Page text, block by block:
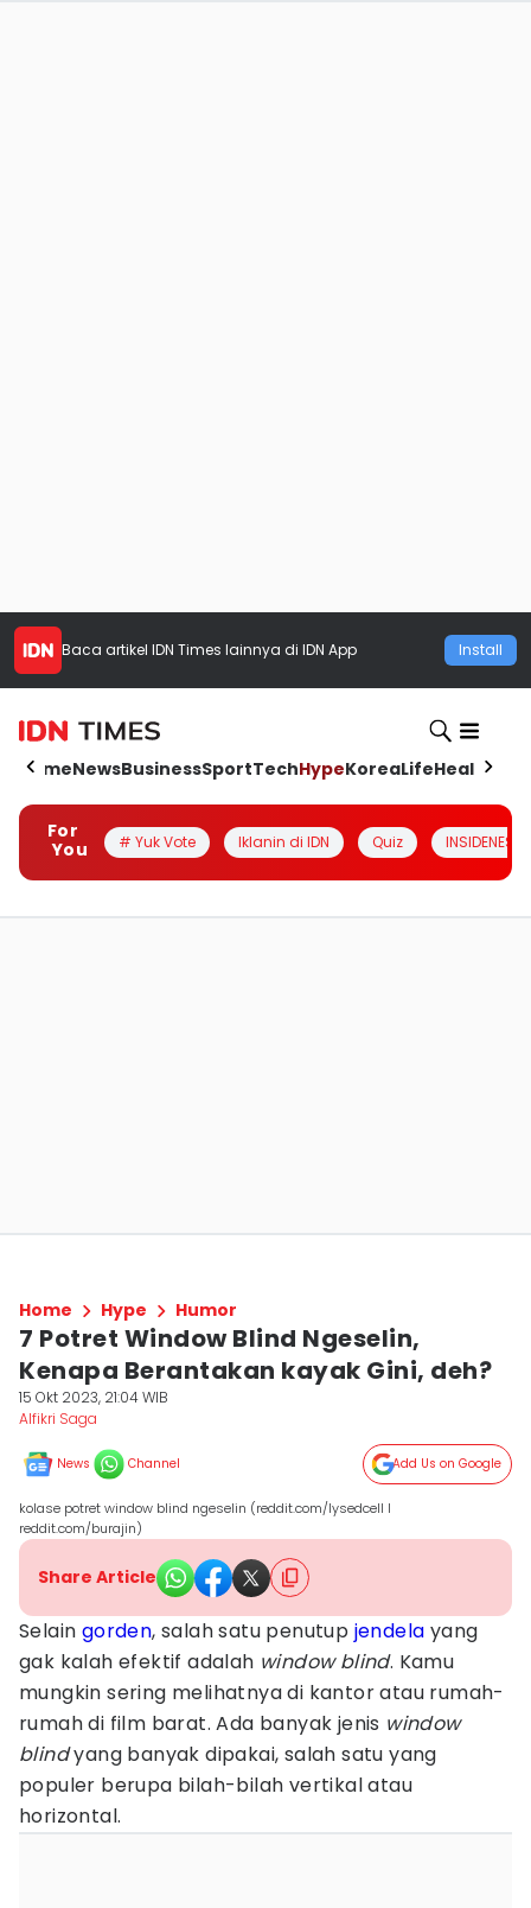
Baca artikel IDN Times lainnya di IDN App Install
HomeNewsBusinessSportTechHypeKoreaLifeHealth
For
You
# Yuk Vote Iklanin di IDN Quiz INSIDENESIA
Home Hype Humor
7 Potret Window Blind Ngeselin,
Kenapa Berantakan kayak Gini, deh?
15 Okt 2023, 21:04 WIB
Alfikri Saga
News Channel Add Us on Google
kolase potret window blind ngeselin (reddit.com/lysedcell I
reddit.com/burajin)
Share Article
Selain gorden, salah satu penutup jendela yang
gak kalah efektif adalah window blind. Kamu
mungkin sering melihatnya di kantor atau rumah-
rumah di film barat. Ada banyak jenis window
blindyang banyak dipakai, salah satu yang
populer berupa bilah-bilah vertikal atau
horizontal.